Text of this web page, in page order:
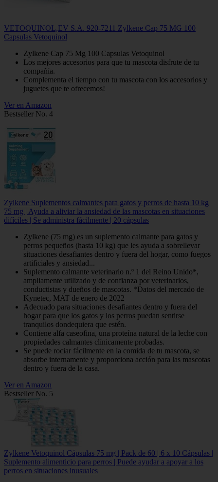
VETOQUINOL,EV S.A. 920-7211 Zylkene Cap 75 MG 100
Capsulas Vetoquinol
Zylkene Cap 75 Mg 100 Capsulas Vetoquinol
Los mejores accesorios para que tu mascota disfrute de tu
compañía.
Complementa el tiempo con tu mascota con los accesorios y
juguetes que te ofrecemos!
Ver en Amazon
Bestseller No. 4
Zylkene Suplementos calmantes para gatos y perros de hasta 10 kg
75 mg | Ayuda a aliviar la ansiedad de las mascotas en situaciones
difíciles | Se administra fácilmente | 20 cápsulas
Zylkene (75 mg) es un suplemento calmante para gatos y
perros pequeños (hasta 10 kg) que les ayuda a sobrellevar
situaciones desafiantes dentro y fuera del hogar, como fuegos
artificiales y ansiedad...
Suplemento calmante veterinario n.º 1 del Reino Unido*,
ampliamente utilizado y de confianza por veterinarios,
conductistas y dueños de mascotas. *Datos del mercado de
Kynetec, MAT de enero de 2022
Adecuado para situaciones desafiantes dentro y fuera del
hogar para que los gatos y los perros puedan sentirse
tranquilos dondequiera que estén.
Contiene alfa caseofina, una proteína natural de la leche con
propiedades calmantes clínicamente probadas.
Se puede rociar fácilmente en la comida de tu mascota, se
absorbe internamente y proporciona acción para las mascotas
dentro y fuera de la casa.
Ver en Amazon
Bestseller No. 5
Zylkene Vetoquinol Cápsulas 75 mg | Pack de 60 | 6 x 10 Cápsulas |
Suplemento alimenticio para perros | Puede ayudar a apoyar a los
perros en situaciones inusuales